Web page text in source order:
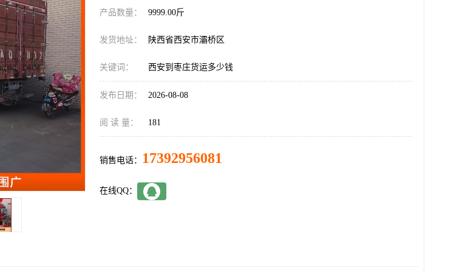
产品数量： 9999.00斤
发货地址： 陕西省西安市灞桥区
关键词： 西安到枣庄货运多少钱
发布日期： 2026-08-08
阅 读 量： 181
销售电话： 17392956081
在线QQ：